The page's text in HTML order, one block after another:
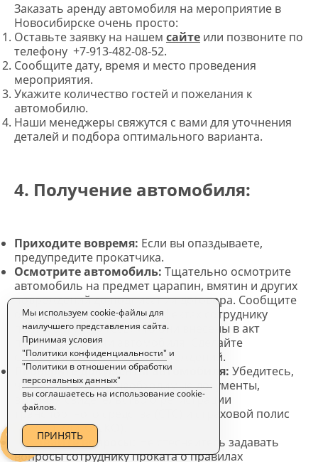
Заказать аренду автомобиля на мероприятие в
Новосибирске очень просто:
Оставьте заявку на нашем сайте или позвоните по
телефону +7-913-482-08-52.
Сообщите дату, время и место проведения
мероприятия.
Укажите количество гостей и пожелания к
автомобилю.
Наши менеджеры свяжутся с вами для уточнения
деталей и подбора оптимального варианта.
4. Получение автомобиля:
Приходите вовремя: Если вы опаздываете,
предупредите прокатчика.
Осмотрите автомобиль: Тщательно осмотрите
автомобиль на предмет царапин, вмятин и других
повреждений до подписания договора. Сообщите
о любых обнаруженных дефектах сотруднику
проката и убедитесь, что они внесены в акт
приема-передачи автомобиля. Сделайте
фотографии или видео повреждений.
Проверьте документы автомобиля: Убедитесь,
что у вас есть все необходимые документы,
включая свидетельство о регистрации
транспортного средства (СТС) и страховой полис
(ОСАГО или КАСКО).
Задавайте вопросы:
Не стесняйтесь задавать
вопросы сотруднику проката о правилах
Мы используем cookie-файлы для
наилучшего представления сайта.
Принимая условия
"Политики конфиденциальности" и
"Политики в отношении обработки
персональных данных"
вы соглашаетесь на использование cookie-
файлов.
ПРИНЯТЬ